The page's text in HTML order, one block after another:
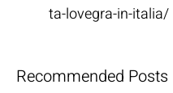
ta-lovegra-in-italia/
Recommended Posts